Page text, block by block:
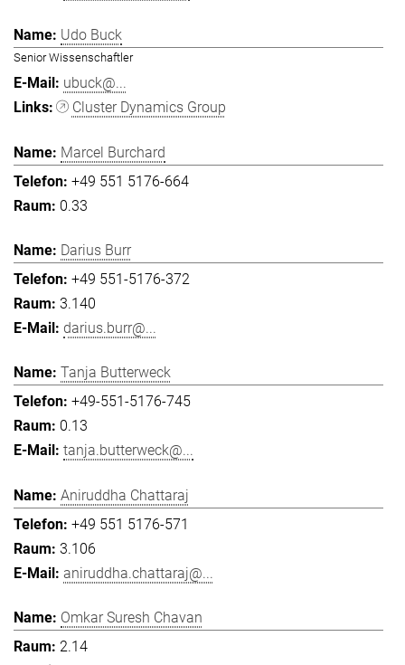
Udo Buck
Senior Wissenschaftler
ubuck@...
Cluster Dynamics Group
Marcel Burchard
+49 551 5176-664
0.33
Darius Burr
+49 551-5176-372
3.140
darius.burr@...
Tanja Butterweck
+49-551-5176-745
0.13
tanja.butterweck@...
Aniruddha Chattaraj
+49 551 5176-571
3.106
aniruddha.chattaraj@...
Omkar Suresh Chavan
2.14